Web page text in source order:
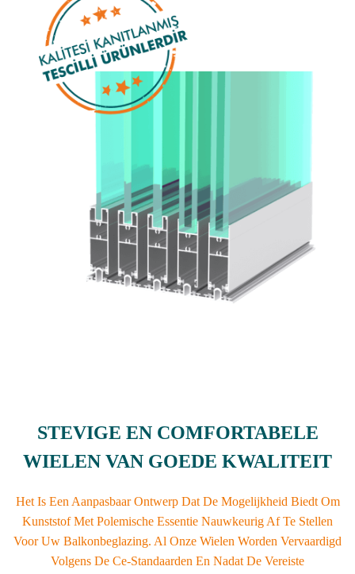
STEVIGE EN COMFORTABELE
WIELEN VAN GOEDE KWALITEIT
Het Is Een Aanpasbaar Ontwerp Dat De Mogelijkheid Biedt Om
Kunststof Met Polemische Essentie Nauwkeurig Af Te Stellen
Voor Uw Balkonbeglazing. Al Onze Wielen Worden Vervaardigd
Volgens De Ce-Standaarden En Nadat De Vereiste